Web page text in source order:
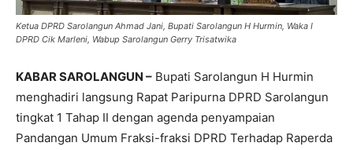
Ketua DPRD Sarolangun Ahmad Jani, Bupati Sarolangun H Hurmin, Waka I
DPRD Cik Marleni, Wabup Sarolangun Gerry Trisatwika
KABAR SAROLANGUN – Bupati Sarolangun H Hurmin
menghadiri langsung Rapat Paripurna DPRD Sarolangun
tingkat 1 Tahap II dengan agenda penyampaian
Pandangan Umum Fraksi-fraksi DPRD Terhadap Raperda